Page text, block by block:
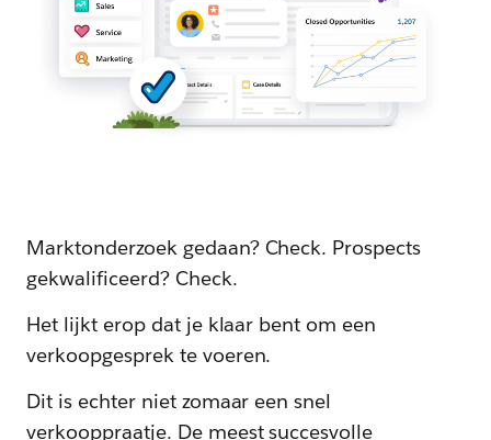
Marktonderzoek gedaan? Check. Prospects
gekwalificeerd? Check.
Het lijkt erop dat je klaar bent om een
verkoopgesprek te voeren.
Dit is echter niet zomaar een snel
verkooppraatje. De meest succesvolle